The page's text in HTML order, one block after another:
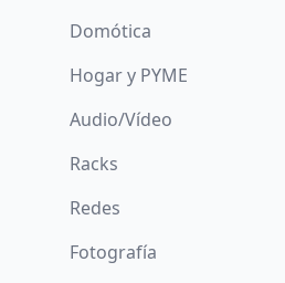
Domótica
Hogar y PYME
Audio/Vídeo
Racks
Redes
Fotografía